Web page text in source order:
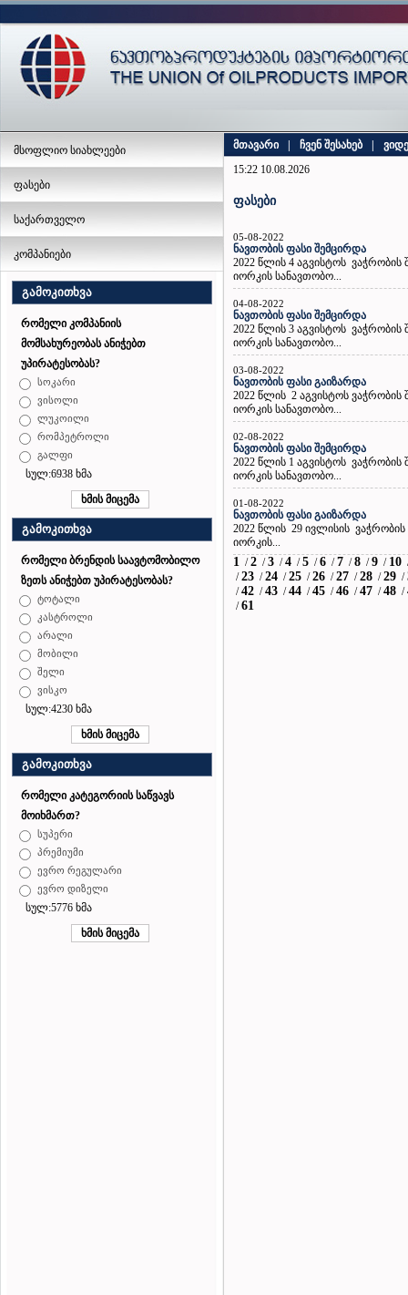
მსოფლიო სიახლეები
ფასები
საქართველო
კომპანიები
გამოკითხვა
რომელი კომპანიის
მომსახურეობას ანიჭებთ
უპირატესობას?
სოკარი
ვისოლი
ლუკოილი
რომპეტროლი
გალფი
სულ:6938 ხმა
გამოკითხვა
რომელი ბრენდის საავტომობილო
ზეთს ანიჭებთ უპირატესობას?
ტოტალი
კასტროლი
არალი
მობილი
შელი
ვისკო
სულ:4230 ხმა
გამოკითხვა
რომელი კატეგორიის საწვავს
მოიხმართ?
სუპერი
პრემიუმი
ევრო რეგულარი
ევრო დიზელი
სულ:5776 ხმა
მთავარი ჩვენ შესახებ
15:22 10.08.2026
ფასები
05-08-2022
ნავთობის ფასი შემცირდა
2022 წლის 4 აგვისტოს
იორკის სანავთობო...
04-08-2022
ნავთობის ფასი შემცირდა
2022 წლის 3 აგვისტოს
იორკის სანავთობო...
03-08-2022
ნავთობის ფასი გაიზარდა
2022 წლის 2 აგვისტოს
იორკის სანავთობო...
02-08-2022
ნავთობის ფასი შემცირდა
2022 წლის 1 აგვისტოს
იორკის სანავთობო...
01-08-2022
ნავთობის ფასი გაიზარდა
2022 წლის 29 ივლისის
იორკის...
1 / 2 / 3 / 4 / 5 / 6 / 7 / 8 / 9 / 10
/ 23 / 24 / 25 / 26 / 27 / 28 / 29 /
/ 42 / 43 / 44 / 45 / 46 / 47 / 48 /
/ 61